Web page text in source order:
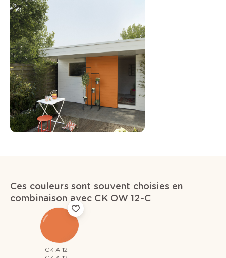
Ces couleurs sont souvent choisies en
combinaison avec CK OW 12-C
CK A 12-F